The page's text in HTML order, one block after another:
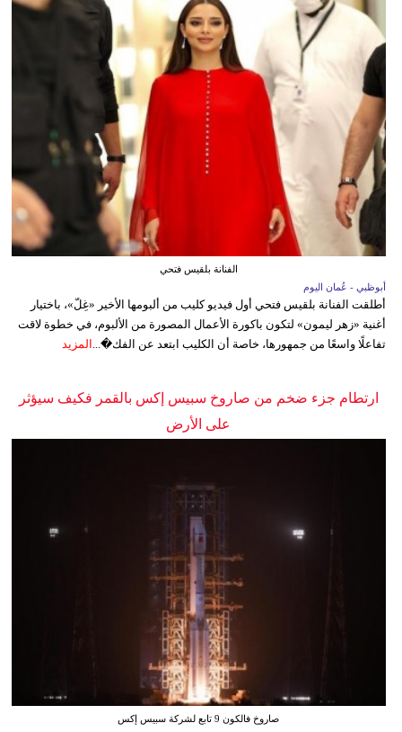
الفنانة بلقيس فتحي
أبوظبي - عُمان اليوم
أطلقت الفنانة بلقيس فتحي أول فيديو كليب من ألبومها الأخير «غِلّ»، باختيار
أغنية «زهر ليمون» لتكون باكورة الأعمال المصورة من الألبوم، في خطوة لاقت
تفاعلًا واسعًا من جمهورها، خاصة أن الكليب ابتعد عن الفك�... المزيد
ارتطام جزء ضخم من صاروخ سبيس إكس بالقمر فكيف سيؤثر
على الأرض
صاروخ فالكون 9 تابع لشركة سبيس إكس